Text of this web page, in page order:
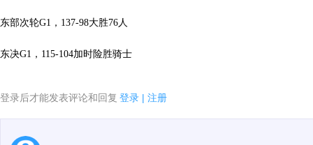
东部次轮G1，137-98大胜76人
东决G1，115-104加时险胜骑士
登录后才能发表评论和回复 登录 | 注册